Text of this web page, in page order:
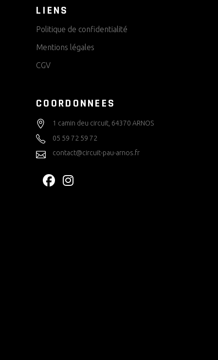
LIENS
Politique de confidentialité
Mentions légales
CGV
COORDONNEES
1 camin deu circuit, 64370 ARNOS
05 59 72 59 72
contact@circuit-pau-arnos.fr